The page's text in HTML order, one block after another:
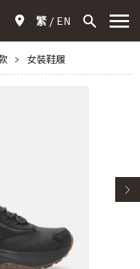
繁 EN
> 女裝鞋履